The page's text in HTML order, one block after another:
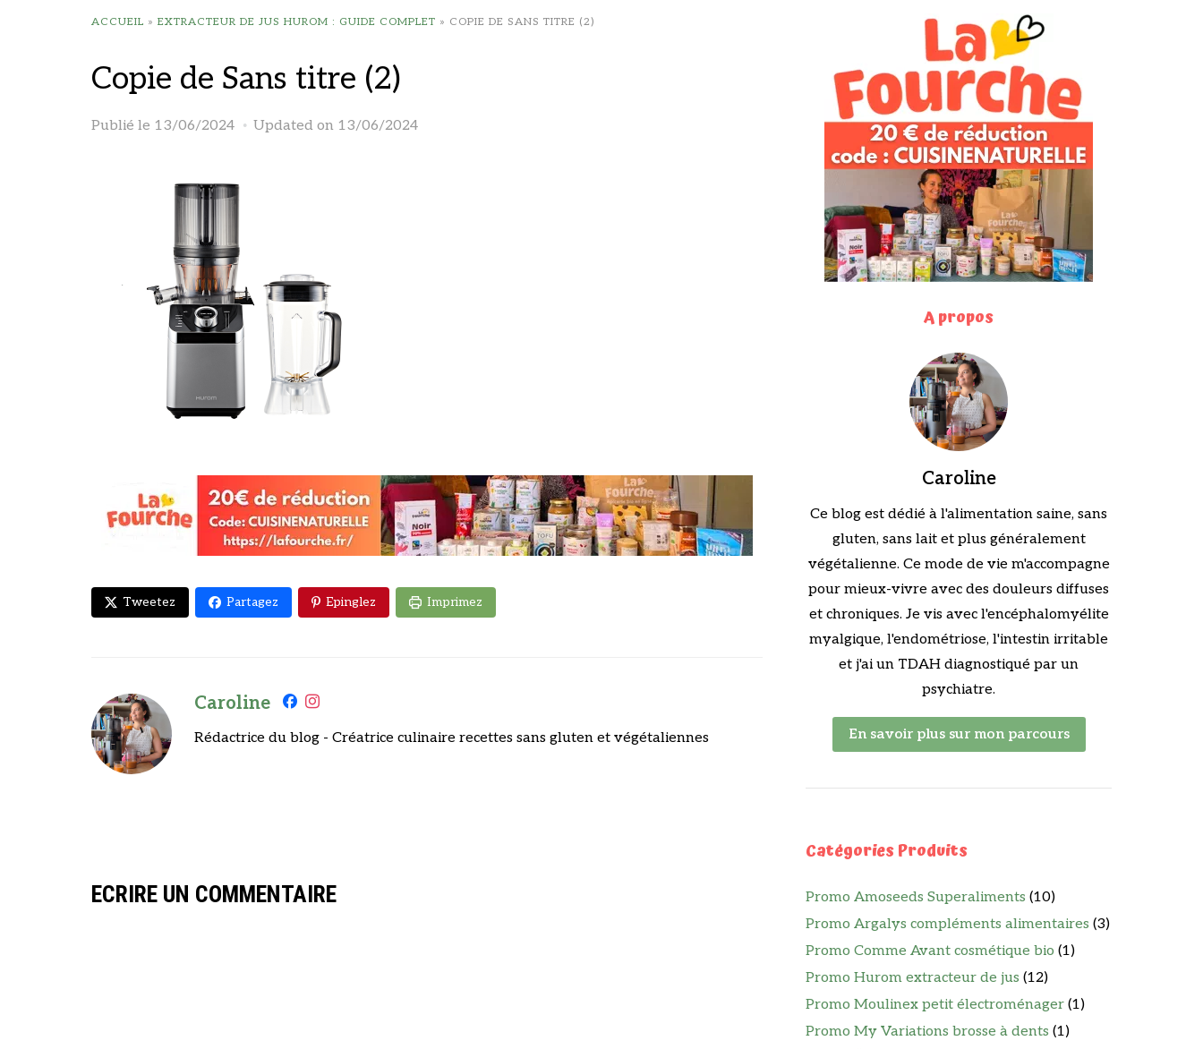
ACCUEIL » EXTRACTEUR DE JUS HUROM : GUIDE COMPLET » COPIE DE SANS TITRE (2)
Copie de Sans titre (2)
Publié le 13/06/2024 Updated on 13/06/2024
Tweetez Partagez Epinglez Imprimez
Caroline
Rédactrice du blog - Créatrice culinaire recettes sans gluten et végétaliennes
ECRIRE UN COMMENTAIRE
A propos
Caroline
Ce blog est dédié à l'alimentation saine, sans
gluten, sans lait et plus généralement
végétalienne. Ce mode de vie m'accompagne
pour mieux-vivre avec des douleurs diffuses
et chroniques. Je vis avec l'encéphalomyélite
myalgique, l'endométriose, l'intestin irritable
et j'ai un TDAH diagnostiqué par un
psychiatre.
En savoir plus sur mon parcours
Catégories Produits
Promo Amoseeds Superaliments (10)
Promo Argalys compléments alimentaires (3)
Promo Comme Avant cosmétique bio (1)
Promo Hurom extracteur de jus (12)
Promo Moulinex petit électroménager (1)
Promo My Variations brosse à dents (1)